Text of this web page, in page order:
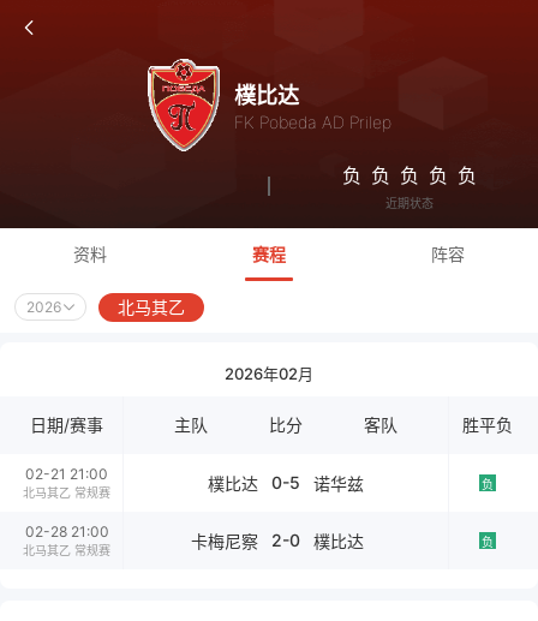
樸比达
FK Pobeda AD Prilep
负 负 负 负 负
近期状态
资料 赛程 阵容
2026 北马其乙
2026年02月
日期/赛事 主队 比分 客队 胜平负
02-21 21:00
北马其乙 常规赛 樸比达 0-5 诺华兹 负
02-28 21:00
北马其乙 常规赛 卡梅尼察 2-0 樸比达 负